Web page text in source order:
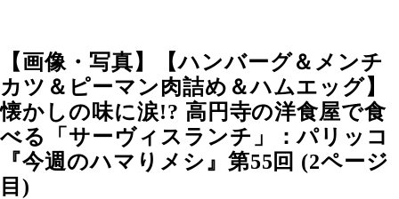
【画像・写真】【ハンバーグ＆メンチ
カツ＆ピーマン肉詰め＆ハムエッグ】
懐かしの味に涙!? 高円寺の洋食屋で食
べる「サーヴィスランチ」：パリッコ
『今週のハマりメシ』第55回 (2ページ
目)